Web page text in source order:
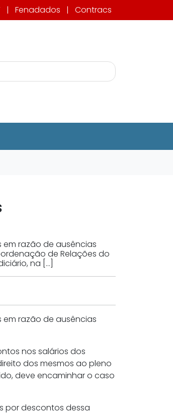
| Fenadados | Contracs
razão de ausências
de Relações do
na […]
razão de ausências
nos salários dos
dos mesmos ao pleno
deve encaminhar o caso
por descontos dessa